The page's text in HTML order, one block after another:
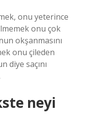
onu yeterince
onu çok
okşanmasını
onu çileden
diye saçını
neyi